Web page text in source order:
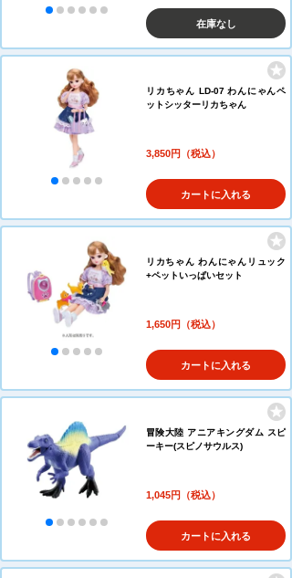
在庫なし
リカちゃん LD-07 わんにゃんペ
ットシッターリカちゃん
3,850円（税込）
カートに入れる
リカちゃん わんにゃんリュック
+ペットいっぱいセット
1,650円（税込）
カートに入れる
冒険大陸 アニアキングダム スピ
ーキー(スピノサウルス)
1,045円（税込）
カートに入れる